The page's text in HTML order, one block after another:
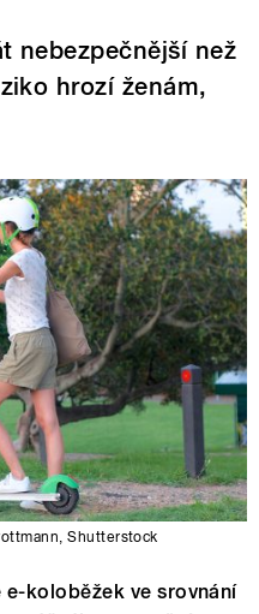
nebezpečnější než
hrozí ženám,
,Shutterstock
koloběžek ve srovnání